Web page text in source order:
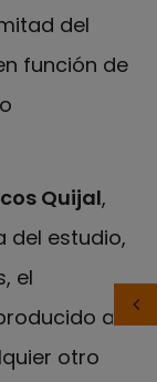
del
función de
Quijal,
del estudio,
el
a
otro